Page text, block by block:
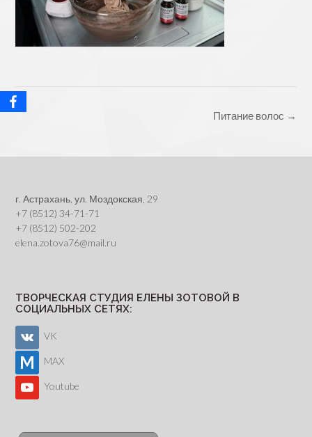
Post
Питание волос →
г. Астрахань, ул. Моздокская, 29
+7 (8512) 34-71-71
+7 (8512) 502-202
elena.zotova76@mail.ru
ТВОРЧЕСКАЯ СТУДИЯ ЕЛЕНЫ ЗОТОВОЙ В
СОЦИАЛЬНЫХ СЕТЯХ:
VK
MAX
Youtube